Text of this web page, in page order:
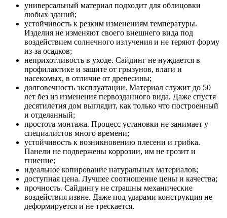
универсальный материал подходит для облицовки
любых зданий;
устойчивость к резким изменениям температуры.
Изделия не изменяют своего внешнего вида под
воздействием солнечного излучения и не теряют форму
из-за осадков;
неприхотливость в уходе. Сайдинг не нуждается в
профилактике и защите от грызунов, влаги и
насекомых, в отличие от древесины;
долговечность эксплуатации. Материал служит до 50
лет без из изменения первозданного вида. Даже спустя
десятилетия дом выглядит, как только что построенный
и отделанный;
простота монтажа. Процесс установки не занимает у
специалистов много времени;
устойчивость к возникновению плесени и грибка.
Панели не подвержены коррозии, им не грозит и
гниение;
идеальное копирование натуральных материалов;
доступная цена. Лучшее соотношение цены и качества;
прочность. Сайдингу не страшны механические
воздействия извне. Даже под ударами конструкция не
деформируется и не трескается.